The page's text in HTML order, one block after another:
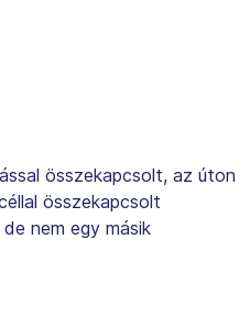
összekapcsolt, az úton
összekapcsolt
nem egy másik